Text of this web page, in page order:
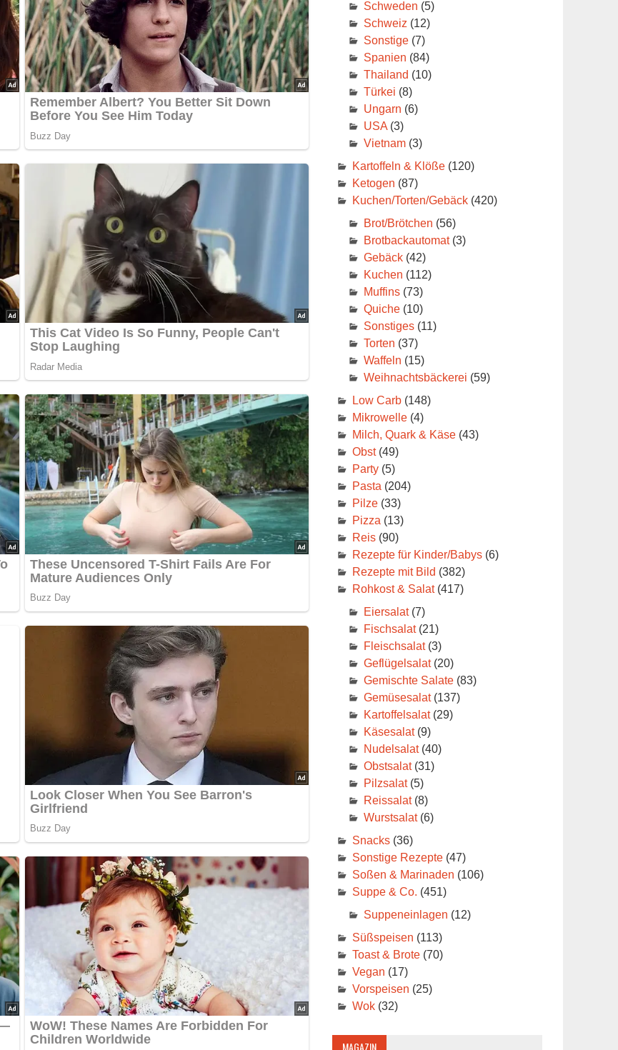
Schweden (5)
Schweiz (12)
Sonstige(7)
Spanien (84)
Thailand (10)
Türkei (8)
Ungarn (6)
USA(3)
Vietnam(3)
Kartoffeln & Klöße(120)
Ketogen (87)
Kuchen/Torten/Gebäck(420)
Brot/Brötchen (56)
Brotbackautomat(3)
Gebäck(42)
Kuchen (112)
Muffins(73)
Quiche(10)
Sonstiges(11)
Torten (37)
Waffeln (15)
Weihnachtsbäckerei (59)
Low Carb(148)
Mikrowelle(4)
Milch, Quark & Käse(43)
Obst(49)
Party(5)
Pasta (204)
Pilze(33)
Pizza (13)
Reis(90)
Rezepte für Kinder/Babys(6)
Rezepte mit Bild (382)
Rohkost & Salat(417)
Eiersalat(7)
Fischsalat(21)
Fleischsalat(3)
Geflügelsalat(20)
Gemischte Salate(83)
Gemüsesalat(137)
Kartoffelsalat(29)
Käsesalat(9)
Nudelsalat(40)
Obstsalat(31)
Pilzsalat(5)
Reissalat(8)
Wurstsalat(6)
Snacks(36)
Sonstige Rezepte(47)
Soßen & Marinaden (106)
Suppe & Co. (451)
Suppeneinlagen (12)
Süßspeisen (113)
Toast & Brote(70)
Vegan (17)
Vorspeisen (25)
Wok(32)